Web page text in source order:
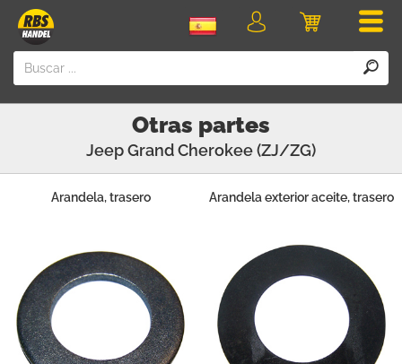
Carro
Iniciar
Otras partes
JeepGrand Cherokee (ZJ/ZG)
Arandela, trasero Arandela exterior aceite, trasero